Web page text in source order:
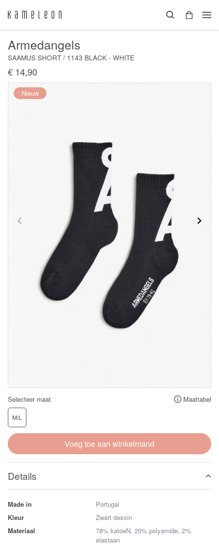
Armedangels
SAAMUS SHORT / 1143 BLACK - WHITE
€ 14,90
Nieuw
Selecteer maat Maattabel
M/L
Voeg toe aan winkelmand
Details
Made in
Portugal
Kleur
Zwart dessin
Materiaal
78% katoeN, 20% polyamide, 2%
elastaan